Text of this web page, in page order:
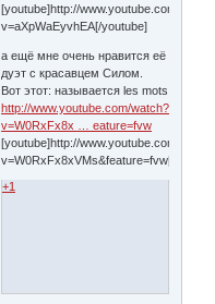
[youtube]http://www.youtube.com/
v=aXpWaEyvhEA[/youtube]
а ещё мне очень нравится её
дуэт с красавцем Силом.
Вот этот: называется les mots
http://www.youtube.com/watch?
v=W0RxFx8x … eature=fvw
[youtube]http://www.youtube.com/
v=W0RxFx8xVMs&feature=fvw[/
+1